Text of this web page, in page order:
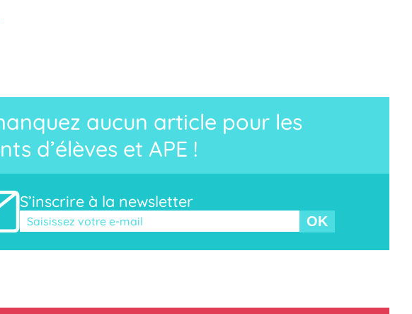
aucun article pour les
d’élèves et APE !
S’inscrire à la newsletter